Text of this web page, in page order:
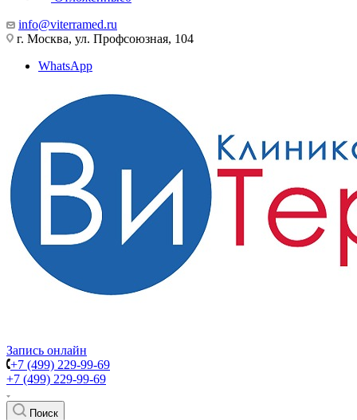
info@viterramed.ru
г. Москва, ул. Профсоюзная, 104
WhatsApp
Запись онлайн
+7 (499) 229-99-69
+7 (499) 229-99-69
Поиск